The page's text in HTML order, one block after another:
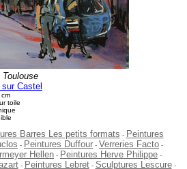
Castel
toile
Barres Les petits formats - Peintures
- Peintures Duffour - Verreries Facto -
Hellen - Peintures Herve Philippe -
- Peintures Lebret- Sculptures Lescure-